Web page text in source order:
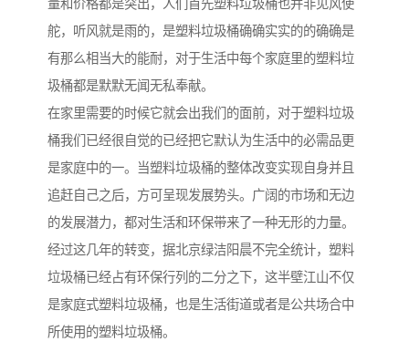
量和价格都是突出，人们首先塑料垃圾桶也并非见风使
舵，听风就是雨的，是塑料垃圾桶确确实实的的确确是
有那么相当大的能耐，对于生活中每个家庭里的塑料垃
圾桶都是默默无闻无私奉献。
在家里需要的时候它就会出我们的面前，对于塑料垃圾
桶我们已经很自觉的已经把它默认为生活中的必需品更
是家庭中的一。当塑料垃圾桶的整体改变实现自身并且
追赶自己之后，方可呈现发展势头。广阔的市场和无边
的发展潜力，都对生活和环保带来了一种无形的力量。
经过这几年的转变，据北京绿洁阳晨不完全统计，塑料
垃圾桶已经占有环保行列的二分之下，这半壁江山不仅
是家庭式塑料垃圾桶，也是生活街道或者是公共场合中
所使用的塑料垃圾桶。